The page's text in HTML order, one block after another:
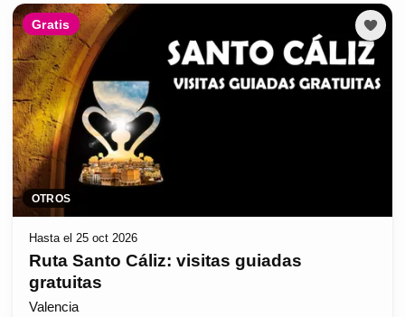
Gratis
OTROS
Hasta el 25 oct 2026
Ruta Santo Cáliz: visitas guiadas
gratuitas
Valencia